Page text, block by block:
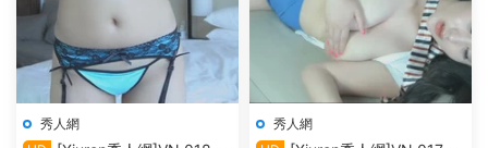
秀人網
秀人網